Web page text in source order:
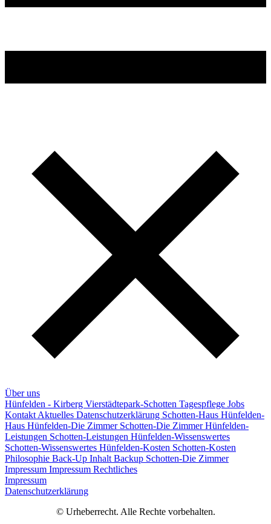
Über uns
Hünfelden - Kirberg Vierstädtepark-Schotten Tagespflege Jobs
Kontakt Aktuelles Datenschutzerklärung Schotten-Haus Hünfelden-
Haus Hünfelden-Die Zimmer Schotten-Die ZimmerHünfelden-
Leistungen Schotten-Leistungen Hünfelden-Wissenswertes
Schotten-Wissenswertes Hünfelden-Kosten Schotten-Kosten
Philosophie Back-Up Inhalt Backup Schotten-Die Zimmer
Impressum Impressum Rechtliches
Impressum
Datenschutzerklärung
© Urheberrecht. Alle Rechte vorbehalten.